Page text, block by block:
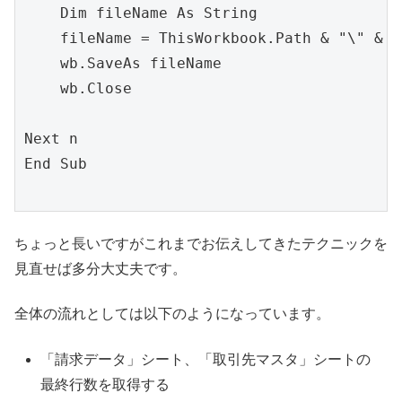
    Dim fileName As String
fileName = ThisWorkbook.Path & "\" &
    wb.SaveAs fileName
    wb.Close
Next n
End Sub
ちょっと長いですがこれまでお伝えしてきたテクニックを
見直せば多分大丈夫です。
全体の流れとしては以下のようになっています。
「請求データ」シート、「取引先マスタ」シートの
最終行数を取得する